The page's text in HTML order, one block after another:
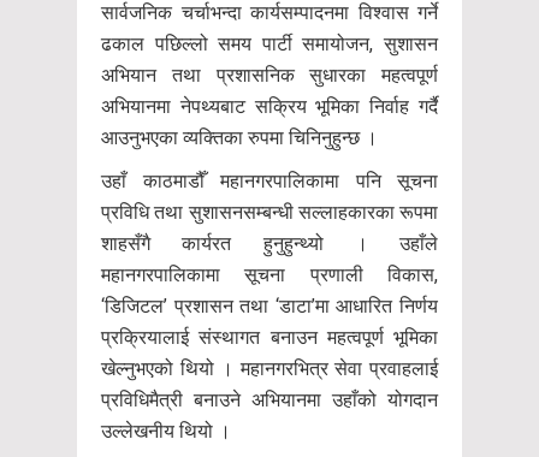
सार्वजनिक चर्चाभन्दा कार्यसम्पादनमा विश्वास गर्ने
ढकाल पछिल्लो समय पार्टी समायोजन, सुशासन
अभियान तथा प्रशासनिक सुधारका महत्वपूर्ण
अभियानमा नेपथ्यबाट सक्रिय भूमिका निर्वाह गर्दै
आउनुभएका व्यक्तिका रुपमा चिनिनुहुन्छ ।
उहाँ काठमाडौँ महानगरपालिकामा पनि सूचना
प्रविधि तथा सुशासनसम्बन्धी सल्लाहकारका रूपमा
शाहसँगै कार्यरत हुनुहुन्थ्यो । उहाँले
महानगरपालिकामा सूचना प्रणाली विकास,
‘डिजिटल’ प्रशासन तथा ‘डाटा’मा आधारित निर्णय
प्रक्रियालाई संस्थागत बनाउन महत्वपूर्ण भूमिका
खेल्नुभएको थियो । महानगरभित्र सेवा प्रवाहलाई
प्रविधिमैत्री बनाउने अभियानमा उहाँको योगदान
उल्लेखनीय थियो ।